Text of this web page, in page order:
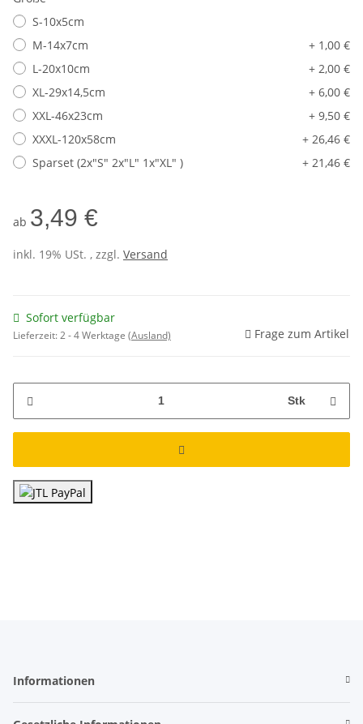
S-10x5cm
M-14x7cm
+ 1,00 €
L-20x10cm
+ 2,00 €
XL-29x14,5cm
+ 6,00 €
XXL-46x23cm
+ 9,50 €
XXXL-120x58cm
+ 26,46 €
Sparset (2x"S" 2x"L" 1x"XL" )
+ 21,46 €
ab 3,49 €
inkl. 19% USt. , zzgl. Versand
Sofort verfügbar
Lieferzeit:2 - 4 Werktage (Ausland) Frage zum Artikel
Stk
Informationen